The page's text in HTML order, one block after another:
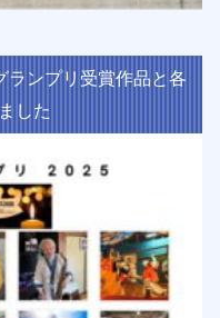
ランプリ受賞作品と各
した